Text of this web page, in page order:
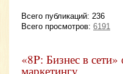
Всего публикаций: 236
Всего просмотров: 6191
«8P: Бизнес в
маркетингу